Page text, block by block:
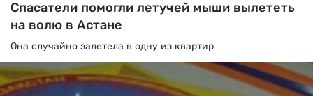
Спасатели помогли летучей мыши вылететь
на волю в Астане
Она случайно залетела в одну из квартир.